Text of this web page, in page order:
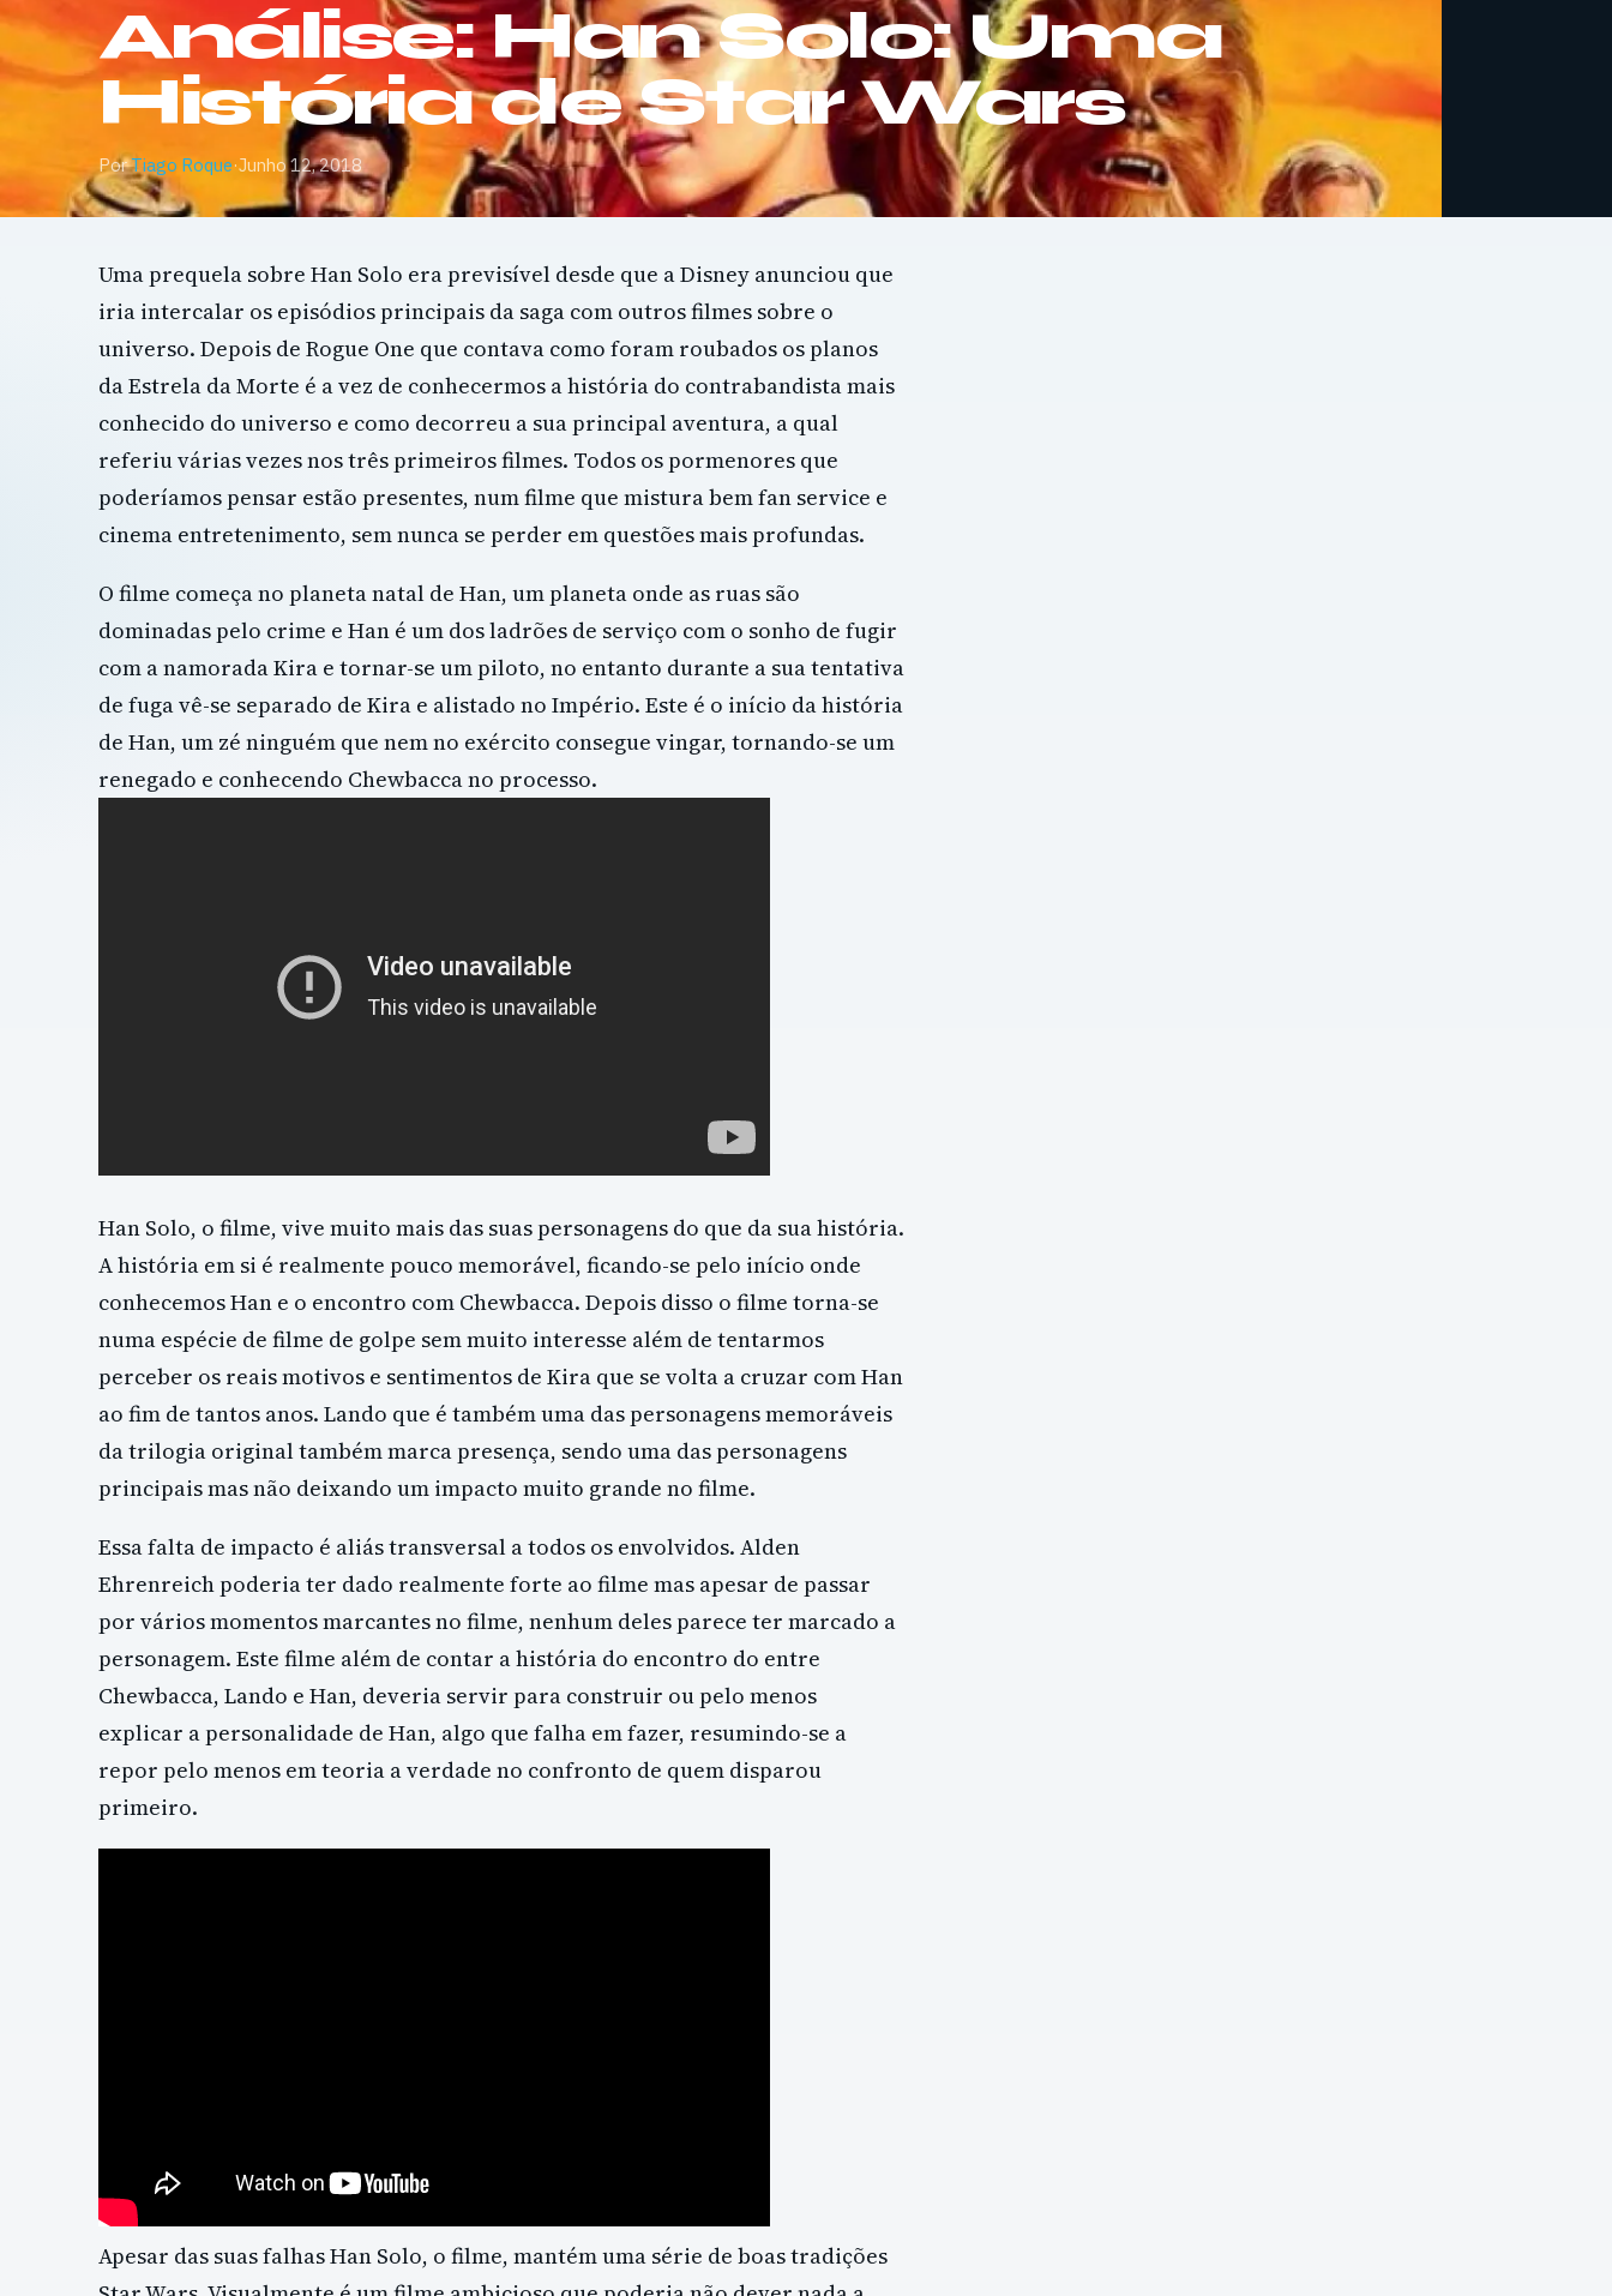
Análise: Han Solo: Uma
História de Star Wars
PorTiago Roque·Junho 12, 2018
Uma prequela sobre Han Solo era previsível desde que a Disney anunciou que
iria intercalar os episódios principais da saga com outros filmes sobre o
universo. Depois de Rogue One que contava como foram roubados os planos
da Estrela da Morte é a vez de conhecermos a história do contrabandista mais
conhecido do universo e como decorreu a sua principal aventura, a qual
referiu várias vezes nos três primeiros filmes. Todos os pormenores que
poderíamos pensar estão presentes, num filme que mistura bem fan service e
cinema entretenimento, sem nunca se perder em questões mais profundas.
O filme começa no planeta natal de Han, um planeta onde as ruas são
dominadas pelo crime e Han é um dos ladrões de serviço com o sonho de fugir
com a namorada Kira e tornar-se um piloto, no entanto durante a sua tentativa
de fuga vê-se separado de Kira e alistado no Império. Este é o início da história
de Han, um zé ninguém que nem no exército consegue vingar, tornando-se um
renegado e conhecendo Chewbacca no processo.
Han Solo, o filme, vive muito mais das suas personagens do que da sua história.
A história em si é realmente pouco memorável, ficando-se pelo início onde
conhecemos Han e o encontro com Chewbacca. Depois disso o filme torna-se
numa espécie de filme de golpe sem muito interesse além de tentarmos
perceber os reais motivos e sentimentos de Kira que se volta a cruzar com Han
ao fim de tantos anos. Lando que é também uma das personagens memoráveis
da trilogia original também marca presença, sendo uma das personagens
principais mas não deixando um impacto muito grande no filme.
Essa falta de impacto é aliás transversal a todos os envolvidos. Alden
Ehrenreich poderia ter dado realmente forte ao filme mas apesar de passar
por vários momentos marcantes no filme, nenhum deles parece ter marcado a
personagem. Este filme além de contar a história do encontro do entre
Chewbacca, Lando e Han, deveria servir para construir ou pelo menos
explicar a personalidade de Han, algo que falha em fazer, resumindo-se a
repor pelo menos em teoria a verdade no confronto de quem disparou
primeiro.
Apesar das suas falhas Han Solo, o filme, mantém uma série de boas tradições